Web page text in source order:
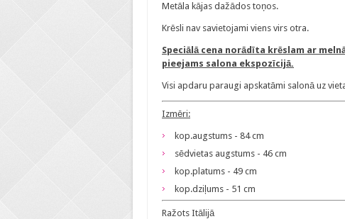
Metāla kājas dažādos toņos.
Krēsli nav savietojami viens virs otra.
Speciālā cena norādīta krēslam ar
pieejams salona ekspozīcijā.
Visi apdaru paraugi apskatāmi salonā uz
Izmēri:
kop.augstums - 84 cm
sēdvietas augstums - 46 cm
kop.platums - 49 cm
kop.dziļums - 51 cm
Ražots Itālijā